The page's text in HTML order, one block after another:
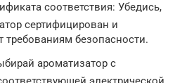
соответствия: Убедись,
сертифицирован и
требованиям безопасности.
ароматизатор с